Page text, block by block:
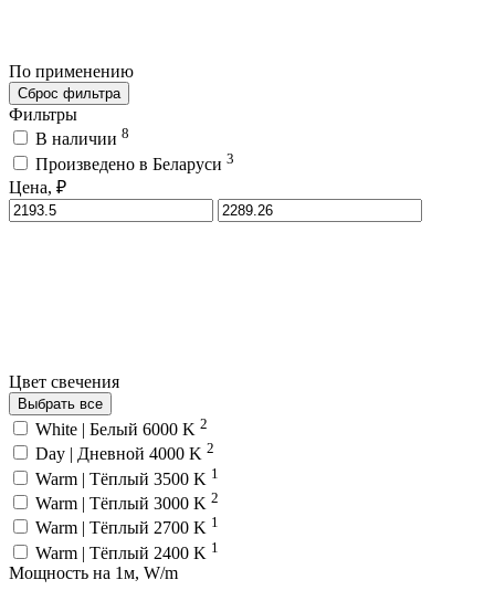
По применению
Сброс фильтра
Фильтры
В наличии 8
Произведено в Беларуси 3
Цена, ₽
Цвет свечения
Выбрать все
White | Белый 6000 K 2
Day | Дневной 4000 K 2
Warm | Тёплый 3500 K 1
Warm | Тёплый 3000 K 2
Warm | Тёплый 2700 K 1
Warm | Тёплый 2400 K 1
Мощность на 1м, W/m